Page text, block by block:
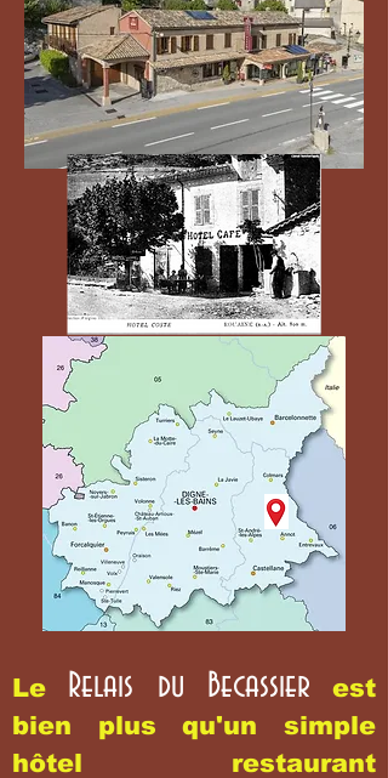
Le Relais du Becassier est
bien plus qu'un simple
hôtel restaurant